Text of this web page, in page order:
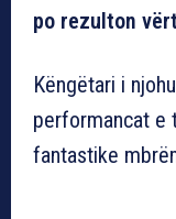
po rezulton
Këngëtari i
performancat e
fantastike